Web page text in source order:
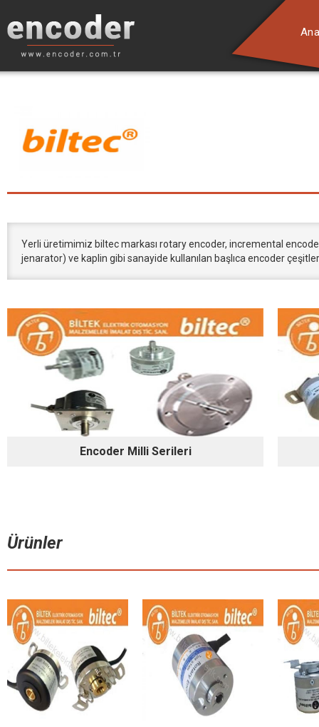
Yerli üretimimiz biltec markası rotary encoder, incremental
jenarator) ve kaplin gibi sanayide kullanılan başlıca encoder
Encoder Milli Serileri
Ürünler